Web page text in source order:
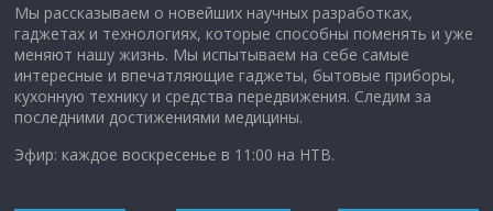
Мы рассказываем о новейших научных разработках,
гаджетах и технологиях, которые способны поменять и уже
меняют нашу жизнь. Мы испытываем на себе самые
интересные и впечатляющие гаджеты, бытовые приборы,
кухонную технику и средства передвижения. Следим за
последними достижениями медицины.
Эфир: каждое воскресенье в 11:00 на НТВ.